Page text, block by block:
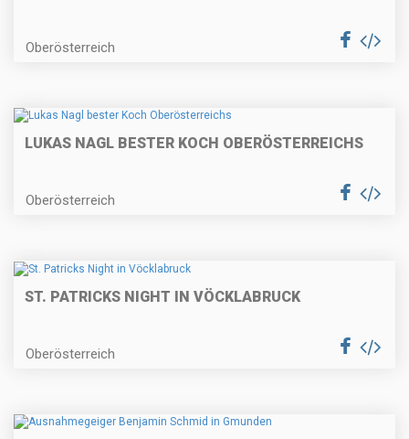
Oberösterreich
LUKAS NAGL BESTER KOCH OBERÖSTERREICHS
Oberösterreich
ST. PATRICKS NIGHT IN VÖCKLABRUCK
Oberösterreich